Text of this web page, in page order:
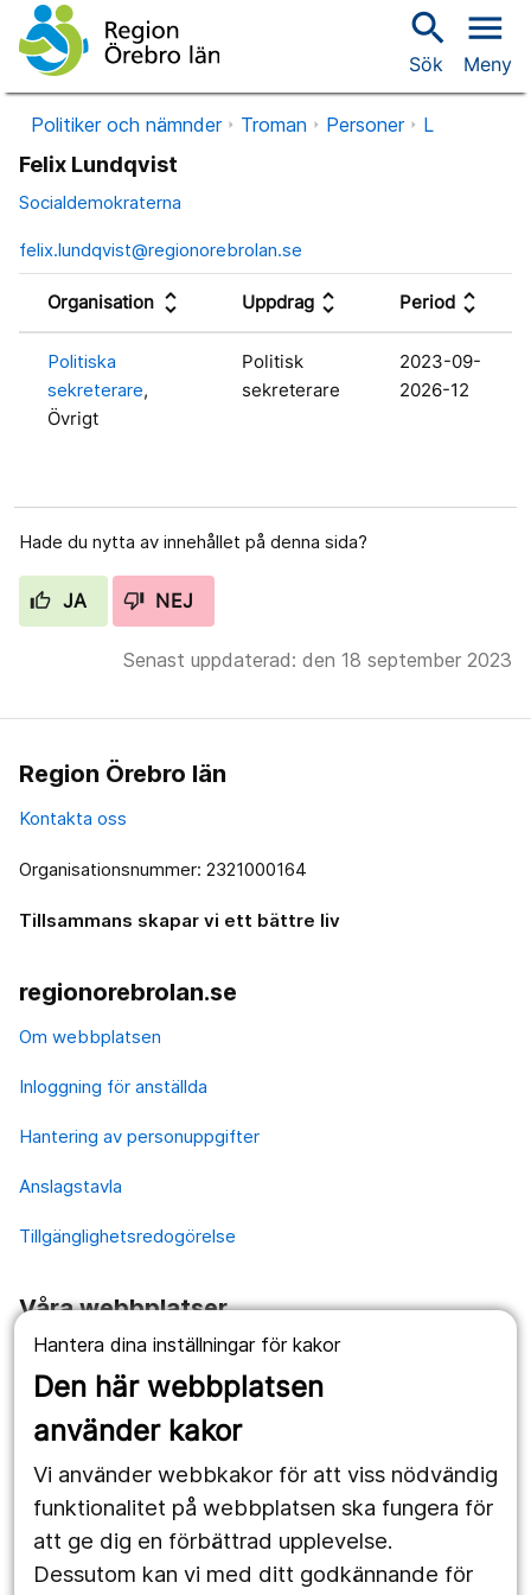
Hantera dina inställningar för kakor
Den här webbplatsen
använder kakor
Vi använder webbkakor för att viss nödvändig
funktionalitet på webbplatsen ska fungera för
att ge dig en förbättrad upplevelse.
Dessutom kan vi med ditt godkännande för
search
Sök
menu
Meny
Politiker och nämnder Troman Personer L
Felix Lundqvist
Socialdemokraterna
felix.lundqvist@regionorebrolan.se
Organisation unfold_more Uppdrag unfold_more Period unfold_more
Politiska
sekreterare,
Övrigt
Politisk
sekreterare
2023-09-
2026-12
Hade du nytta av innehållet på denna sida?
JA NEJ
Senast uppdaterad: den 18 september 2023
Region Örebro län
Kontakta oss
Organisationsnummer: 2321000164
Tillsammans skapar vi ett bättre liv
regionorebrolan.se
Om webbplatsen
Inloggning för anställda
Hantering av personuppgifter
Anslagstavla
Tillgänglighetsredogörelse
Våra webbplatser
1177.se
Länstrafiken
Utveckling
Följ oss